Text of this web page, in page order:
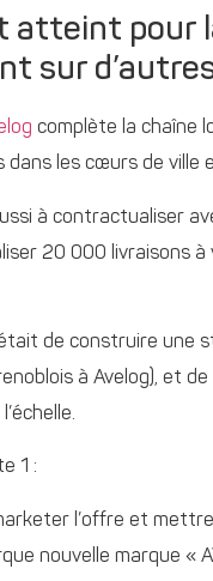
atteint pour
sur
complète la chaîne
les cœurs de ville
à contractualiser
20 000 livraisons à
de construire une
à Avelog), et
1 :
l’offre et
nouvelle marque «